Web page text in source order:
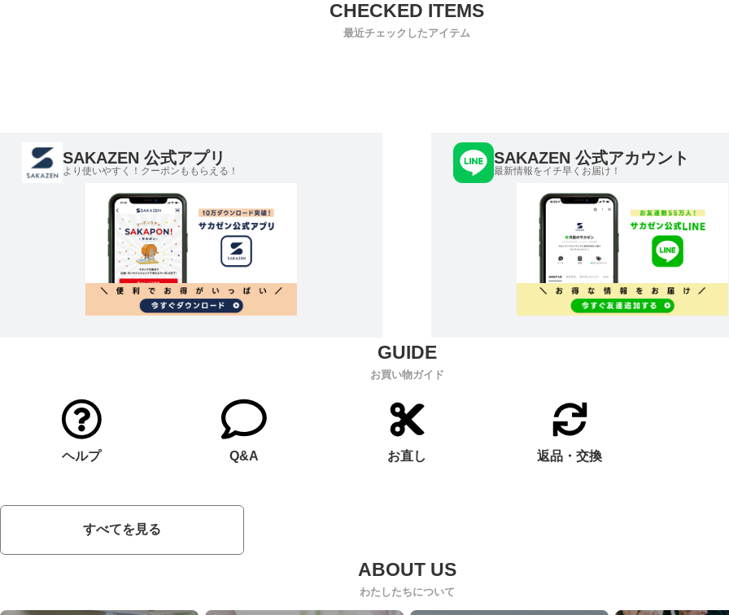
最近チェックしたアイテム
SAKAZEN 公式アプリ
より使いやすく！クーポンももらえる！
SAKAZEN 公式アカウント
最新情報をイチ早くお届け！
お買い物ガイド
ヘルプ Q&A お直し 返品・交換
すべてを見る
わたしたちについて